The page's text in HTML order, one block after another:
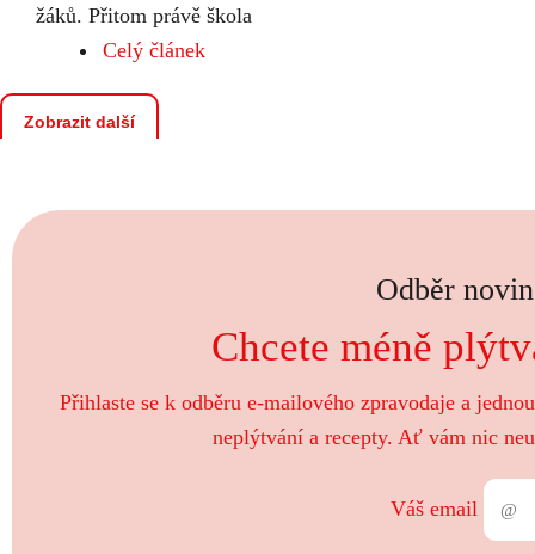
žáků. Přitom právě škola
Celý článek
Zobrazit další
Odběr
Chcete méně
Přihlaste se k odběru e-mailového zpravodaje a
neplýtvání a recepty. Ať vám nic
Váš email